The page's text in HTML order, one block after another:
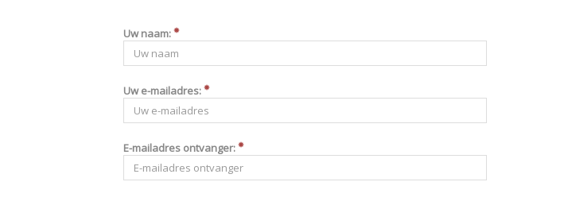
Uw naam:
Uw e-mailadres:
E-mailadres ontvanger: